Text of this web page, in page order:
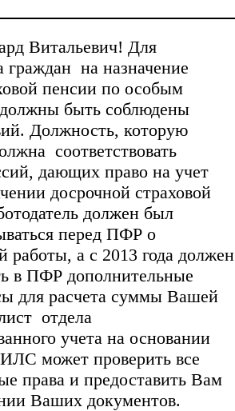
Витальевич! Для
граждан на назначение
пенсии по особым
быть соблюдены
Должность, которую
соответствовать
дающих право на учет
досрочной страховой
должен был
перед ПФР о
работы, а с 2013 года должен
в ПФР дополнительные
для расчета суммы Вашей
отдела
учета на основании
может проверить все
права и предоставить Вам
Ваших документов.